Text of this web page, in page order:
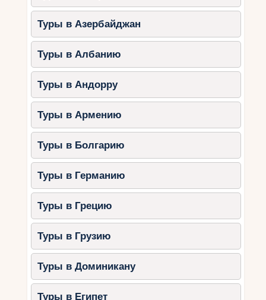
Туры в Азербайджан
Туры в Албанию
Туры в Андорру
Туры в Армению
Туры в Болгарию
Туры в Германию
Туры в Грецию
Туры в Грузию
Туры в Доминикану
Туры в Египет